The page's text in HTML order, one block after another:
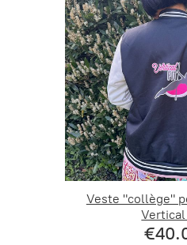
Veste "collège"